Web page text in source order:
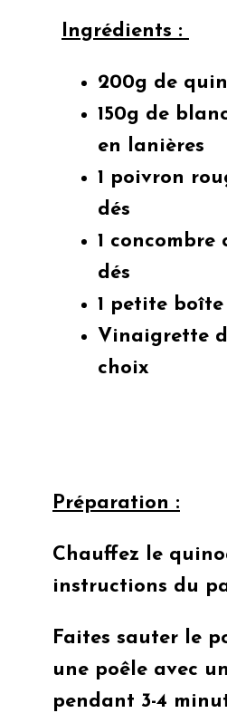
Ingrédients :
200g de
150g de
en lanières
1 poivron
dés
1 concombre
dés
1 petite boîte
Vinaigrette
choix
Préparation :
Chauffez le
instructions du
Faites sauter le
une poêle avec
pendant 3-4